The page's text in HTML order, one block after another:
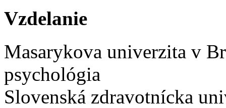
Vzdelanie
Masarykova univerzita v
psychológia
Slovenská zdravotnícka